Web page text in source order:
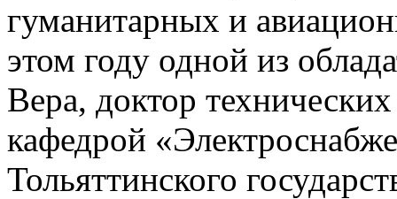
гуманитарных и
этом году одной из
Вера, доктор
кафедрой
Тольяттинского